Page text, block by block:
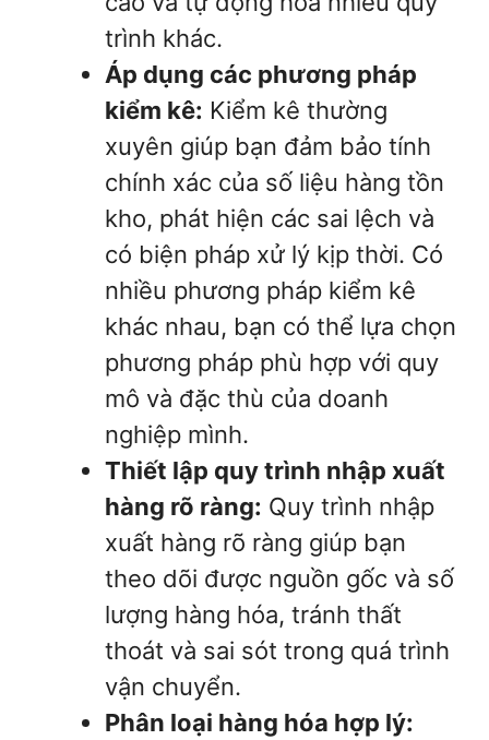
trình khác.
Áp dụng các phương pháp
kiểm kê: Kiểm kê thường
xuyên giúp bạn đảm bảo tính
chính xác của số liệu hàng tồn
kho, phát hiện các sai lệch và
có biện pháp xử lý kịp thời. Có
nhiều phương pháp kiểm kê
khác nhau, bạn có thể lựa chọn
phương pháp phù hợp với quy
mô và đặc thù của doanh
nghiệp mình.
Thiết lập quy trình nhập xuất
hàng rõ ràng: Quy trình nhập
xuất hàng rõ ràng giúp bạn
theo dõi được nguồn gốc và số
lượng hàng hóa, tránh thất
thoát và sai sót trong quá trình
vận chuyển.
Phân loại hàng hóa hợp lý: